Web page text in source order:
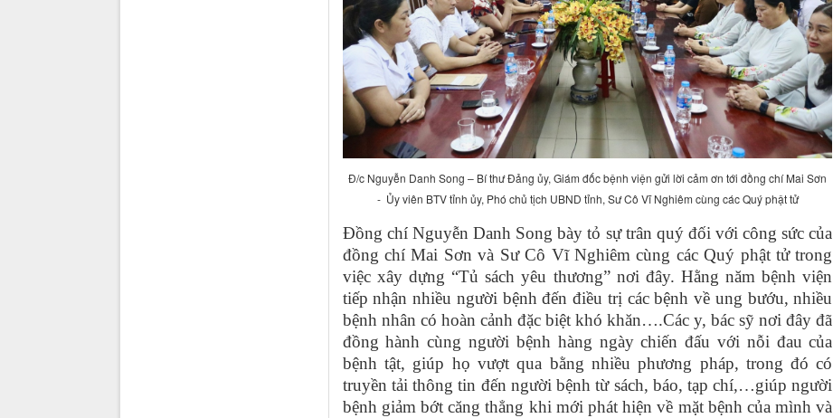
Đ/c Nguyễn Danh Song – Bí thư Đảng ủy, Giám đốc bệnh viện gửi lời cảm ơn tới đồng chí Mai Sơn
- Ủy viên BTV tỉnh ủy, Phó chủ tịch UBND tỉnh, Sư Cô Vĩ Nghiêm cùng các Quý phật tử
Đồng chí Nguyễn Danh Song bày tỏ sự trân quý đối với công sức của
đồng chí Mai Sơn và Sư Cô Vĩ Nghiêm cùng các Quý phật tử trong
việc xây dựng “Tủ sách yêu thương” nơi đây. Hằng năm bệnh viện
tiếp nhận nhiều người bệnh đến điều trị các bệnh về ung bướu, nhiều
bệnh nhân có hoàn cảnh đặc biệt khó khăn….Các y, bác sỹ nơi đây đã
đồng hành cùng người bệnh hàng ngày chiến đấu với nỗi đau của
bệnh tật, giúp họ vượt qua bằng nhiều phương pháp, trong đó có
truyền tải thông tin đến người bệnh từ sách, báo, tạp chí,…giúp người
bệnh giảm bớt căng thẳng khi mới phát hiện về mặt bệnh của mình và